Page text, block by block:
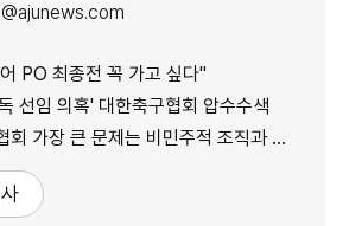
PO 최종전 꼭 가고 싶다"
선임 의혹' 대한축구협회 압수수색
장 큰 문제는 비민주적 조직과 장기집권"